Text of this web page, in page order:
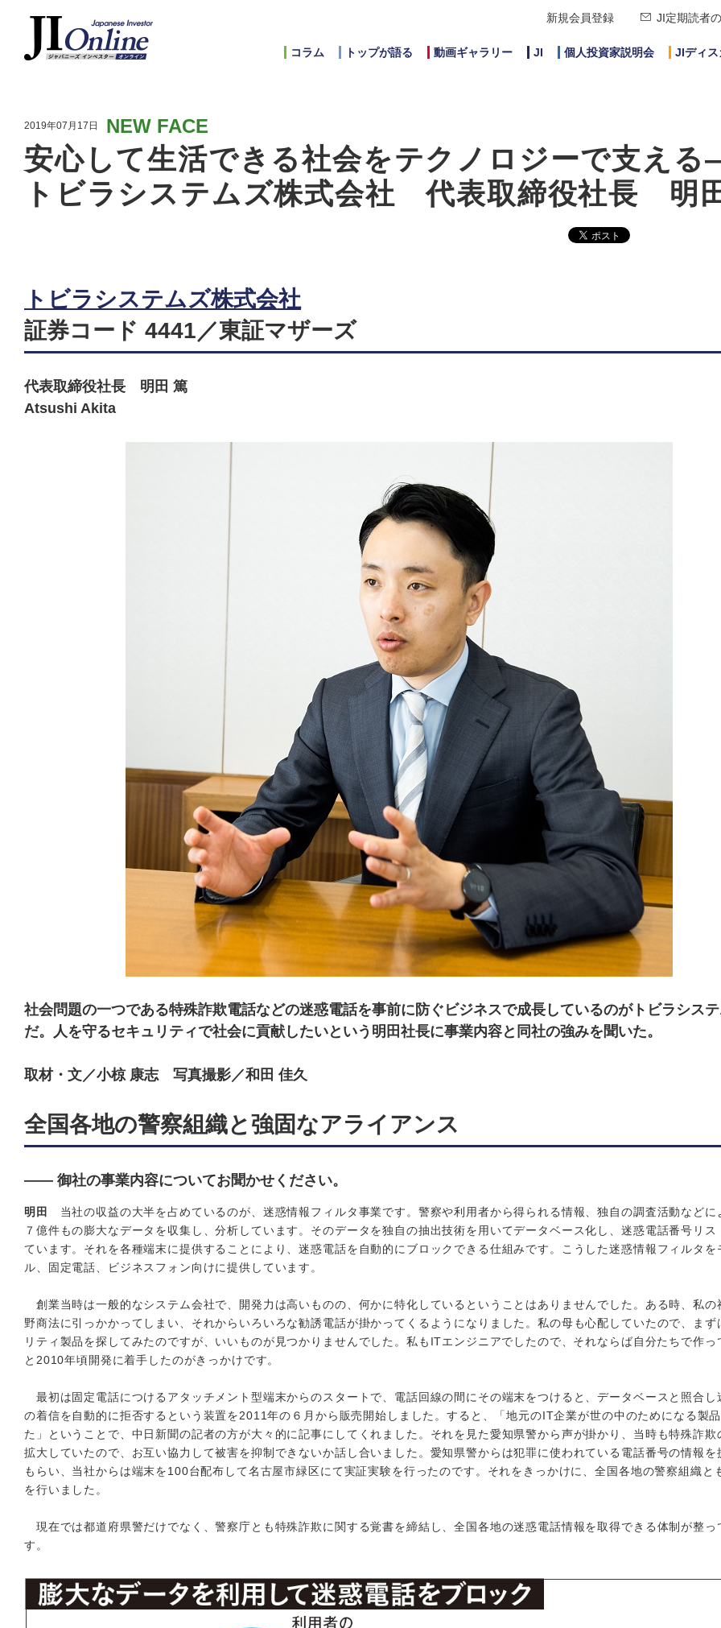
新規会員登録 JI定期読者
コラム トップが語る 動画ギャラリー JI 個人投資家説明会 JIディス
2019年07月17日 NEW FACE
安心して生活できる社会をテクノロジーで支え
トビラシステムズ株式会社 代表取締役社長 明
トビラシステムズ株式会社
証券コード 4441／東証マザーズ
代表取締役社長 明田 篤
Atsushi Akita
社会問題の一つである特殊詐欺電話などの迷惑電話を事前に防ぐビジネスで成長しているのがトビラシス
だ。人を守るセキュリティで社会に貢献したいという明田社長に事業内容と同社の強みを聞いた。
取材・文／小椋 康志 写真撮影／和田 佳久
全国各地の警察組織と強固なアライアンス
―― 御社の事業内容についてお聞かせください。
明田
当社の収益の大半を占めているのが、迷惑情報フィルタ事業です。警察や利用者から得られる情報、独自の調査活動などに
７億件もの膨大なデータを収集し、分析しています。そのデータを独自の抽出技術を用いてデータベース化し、迷惑電話番号リス
ています。それを各種端末に提供することにより、迷惑電話を自動的にブロックできる仕組みです。こうした迷惑情報フィルタを
ル、固定電話、ビジネスフォン向けに提供しています。
創業当時は一般的なシステム会社で、開発力は高いものの、何かに特化しているということはありませんでした。ある時、私の
野商法に引っかかってしまい、それからいろいろな勧誘電話が掛かってくるようになりました。私の母も心配していたので、まず
リティ製品を探してみたのですが、いいものが見つかりませんでした。私もITエンジニアでしたので、それならば自分たちで作っ
と2010年頃開発に着手したのがきっかけです。
最初は固定電話につけるアタッチメント型端末からのスタートで、電話回線の間にその端末をつけると、データベースと照合し
の着信を自動的に拒否するという装置を2011年の６月から販売開始しました。すると、「地元のIT企業が世の中のためになる製
た」ということで、中日新聞の記者の方が大々的に記事にしてくれました。それを見た愛知県警から声が掛かり、当時も特殊詐欺
拡大していたので、お互い協力して被害を抑制できないか話し合いました。愛知県警からは犯罪に使われている電話番号の情報を
もらい、当社からは端末を100台配布して名古屋市緑区にて実証実験を行ったのです。それをきっかけに、全国各地の警察組織と
を行いました。
現在では都道府県警だけでなく、警察庁とも特殊詐欺に関する覚書を締結し、全国各地の迷惑電話情報を取得できる体制が整っ
す。